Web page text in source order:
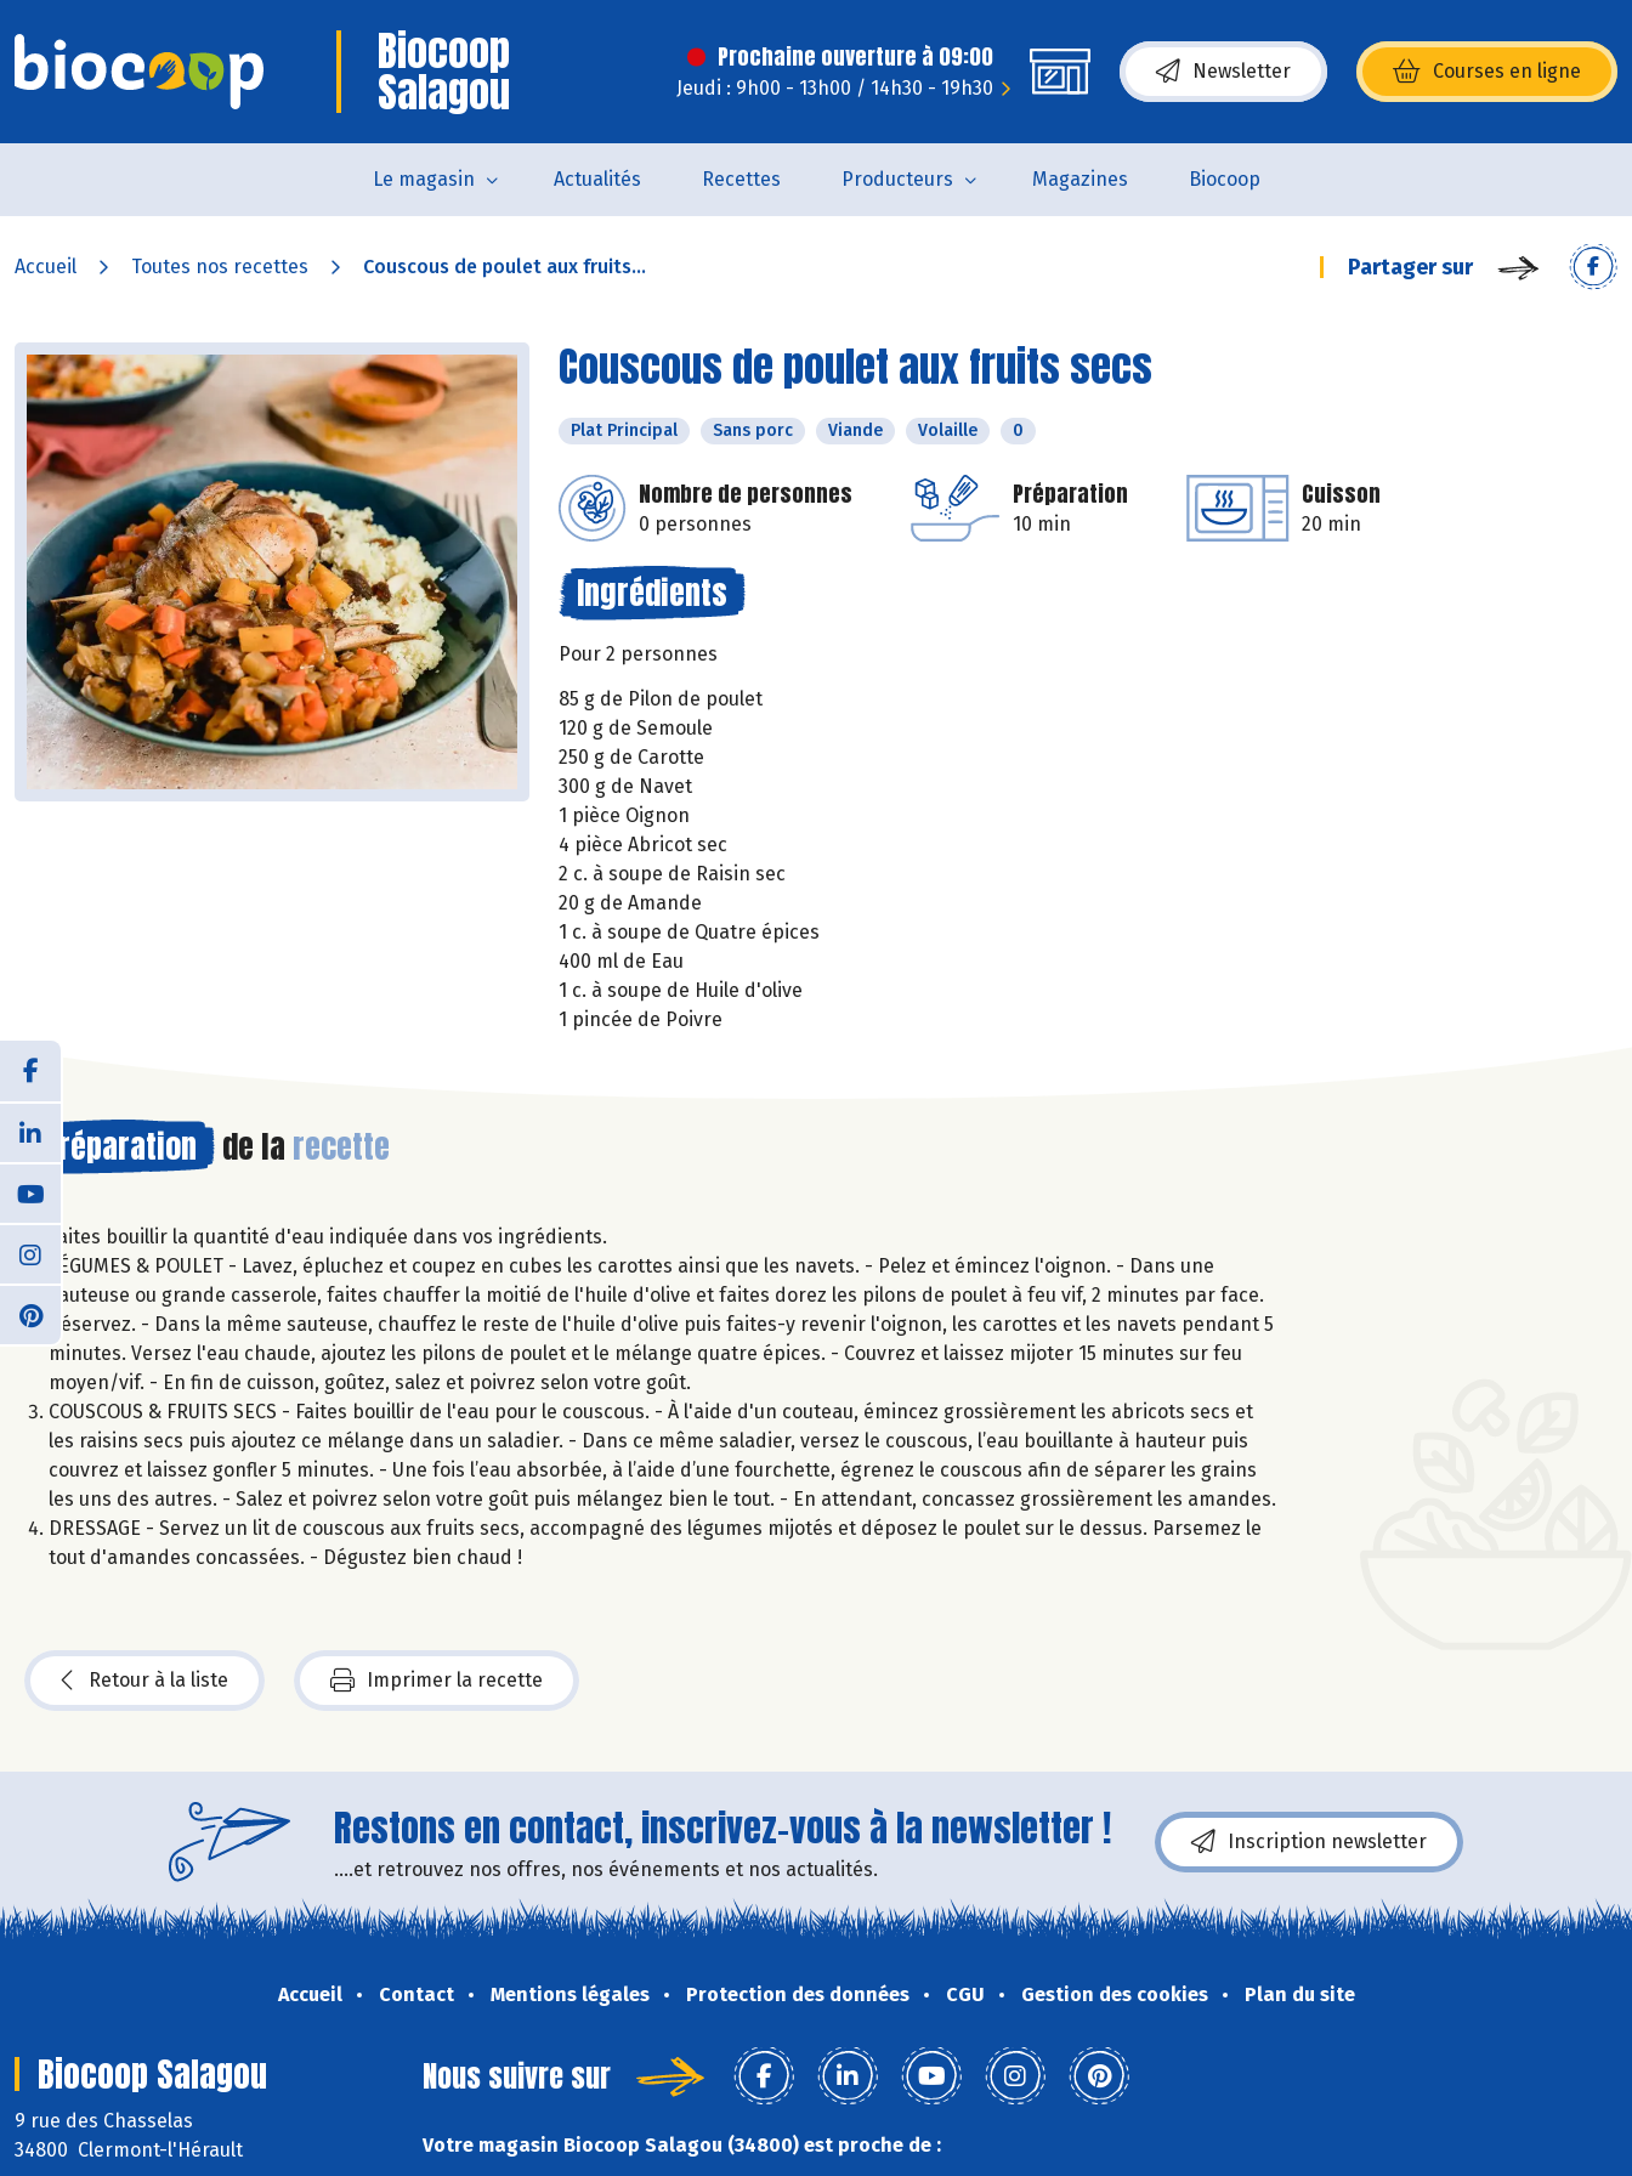
Biocoop
Salagou
Prochaine ouverture à 09:00
Jeudi : 9h00 - 13h00 / 14h30 - 19h30
Newsletter Courses en ligne
(s’ouvre dans une nouvelle fenêtre)
Le magasin Actualités Recettes Producteurs Magazines Biocoop
Accueil Toutes nos recettes Couscous de poulet aux fruits... Partager sur
Couscous de poulet aux fruits secs
Plat Principal Sans porc Viande Volaille 0
Nombre de personnes
0 personnes
Préparation
10 min
Cuisson
20 min
Ingrédients
Pour 2 personnes
85 g de Pilon de poulet
120 g de Semoule
250 g de Carotte
300 g de Navet
1 pièce Oignon
4 pièce Abricot sec
2 c. à soupe de Raisin sec
20 g de Amande
1 c. à soupe de Quatre épices
400 ml de Eau
1 c. à soupe de Huile d'olive
1 pincée de Poivre
Préparation de la recette
Faites bouillir la quantité d'eau indiquée dans vos ingrédients.
LÉGUMES & POULET - Lavez, épluchez et coupez en cubes les carottes ainsi que les navets. - Pelez et émincez l'oignon. - Dans une
sauteuse ou grande casserole, faites chauffer la moitié de l'huile d'olive et faites dorez les pilons de poulet à feu vif, 2 minutes par face.
Réservez. - Dans la même sauteuse, chauffez le reste de l'huile d'olive puis faites-y revenir l'oignon, les carottes et les navets pendant 5
minutes. Versez l'eau chaude, ajoutez les pilons de poulet et le mélange quatre épices. - Couvrez et laissez mijoter 15 minutes sur feu
moyen/vif. - En fin de cuisson, goûtez, salez et poivrez selon votre goût.
COUSCOUS & FRUITS SECS - Faites bouillir de l'eau pour le couscous. - À l'aide d'un couteau, émincez grossièrement les abricots secs et
les raisins secs puis ajoutez ce mélange dans un saladier. - Dans ce même saladier, versez le couscous, l’eau bouillante à hauteur puis
couvrez et laissez gonfler 5 minutes. - Une fois l’eau absorbée, à l’aide d’une fourchette, égrenez le couscous afin de séparer les grains
les uns des autres. - Salez et poivrez selon votre goût puis mélangez bien le tout. - En attendant, concassez grossièrement les amandes.
DRESSAGE - Servez un lit de couscous aux fruits secs, accompagné des légumes mijotés et déposez le poulet sur le dessus. Parsemez le
tout d'amandes concassées. - Dégustez bien chaud !
Retour à la liste Imprimer la recette
Restons en contact, inscrivez-vous à la newsletter !
....et retrouvez nos offres, nos événements et nos actualités.
Inscription newsletter
Accueil Contact Mentions légales Protection des données CGU Gestion des cookies Plan du site
Biocoop Salagou
9 rue des Chasselas
34800 Clermont-l'Hérault
Nous suivre sur
Votre magasin Biocoop Salagou (34800) est proche de :